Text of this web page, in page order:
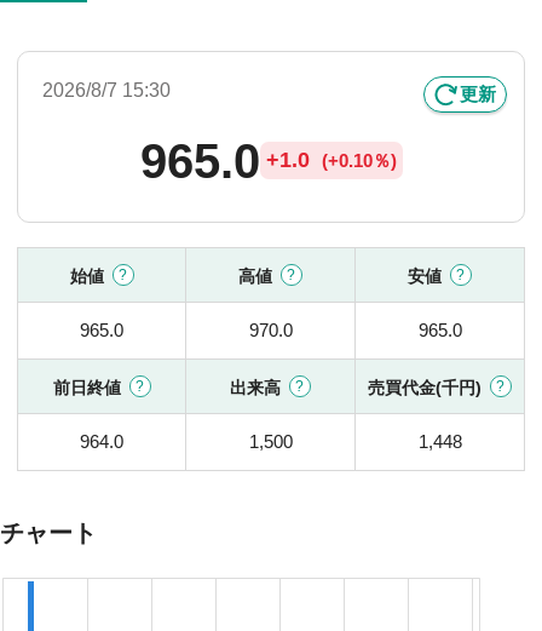
2026/8/7 15:30 更新
965.0 +1.0 (+0.10％)
始値 高値 安値
965.0 970.0 965.0
前日終値 出来高 売買代金(千円)
964.0 1,500 1,448
チャート